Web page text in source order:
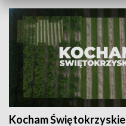
Kocham Świętokrzyskie